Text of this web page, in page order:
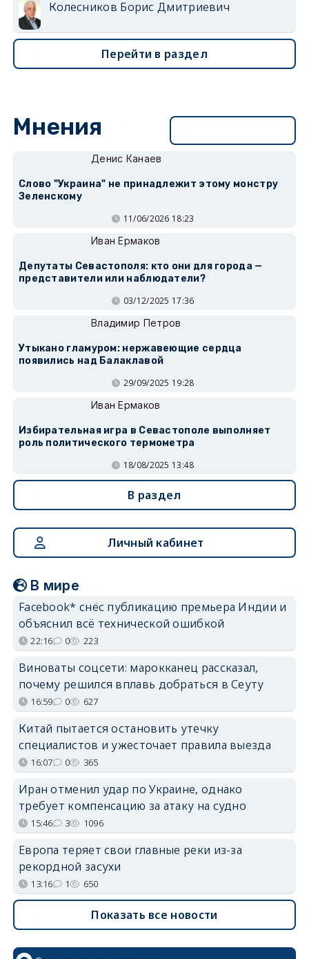
Колесников Борис Дмитриевич
Перейти в раздел
Мнения
Денис Канаев
Слово "Украина" не принадлежит этому монстру
Зеленскому
11/06/2026 18:23
Иван Ермаков
Депутаты Севастополя: кто они для города —
представители или наблюдатели?
03/12/2025 17:36
Владимир Петров
Утыкано гламуром: нержавеющие сердца
появились над Балаклавой
29/09/2025 19:28
Иван Ермаков
Избирательная игра в Севастополе выполняет
роль политического термометра
18/08/2025 13:48
В раздел
Личный кабинет
В мире
Facebook* снёс публикацию премьера Индии и
объяснил всё технической ошибкой
22:16 0 223
Виноваты соцсети: марокканец рассказал,
почему решился вплавь добраться в Сеуту
16:59 0 627
Китай пытается остановить утечку
специалистов и ужесточает правила выезда
16:07 0 365
Иран отменил удар по Украине, однако
требует компенсацию за атаку на судно
15:46 3 1096
Европа теряет свои главные реки из-за
рекордной засухи
13:16 1 650
Показать все новости